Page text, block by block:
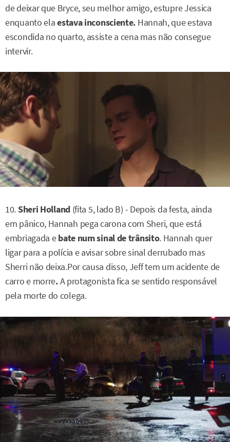
de deixar que Bryce, seu melhor amigo, estupre Jessica
enquanto elaestava inconsciente. Hannah, que estava
escondida no quarto, assiste a cena mas não consegue
intervir.
10.Sheri Holland(fita 5, lado B) - Depois da festa, ainda
em pânico, Hannah pega carona com Sheri, que está
embriagada ebate num sinal de trânsito. Hannah quer
ligar para a polícia e avisar sobre sinal derrubado mas
Sherri não deixa.Por causa disso, Jeff tem um acidente de
carro e morre.A protagonista fica se sentido responsável
pela morte do colega.